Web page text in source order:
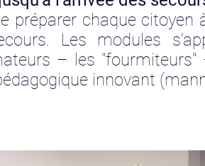
préparer chaque citoyen
Les modules
– les
innovant